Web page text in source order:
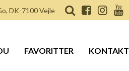
DK-7100 Vejle
FAVORITTER KONTAKT